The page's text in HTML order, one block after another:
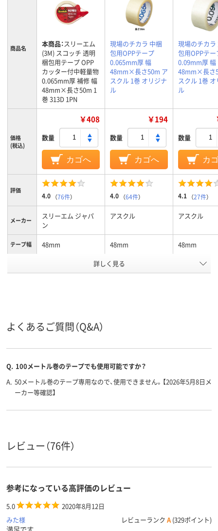
商品名 本商品：スリーエム
(3M) スコッチ 透明
梱包用テープ OPP
カッター付中軽量物
0.065mm厚 補修 幅
48mm×長さ50m 1
巻 313D 1PN
現場のチカラ 中梱
包用OPPテープ
0.065mm厚 幅
48mm×長さ50m ア
スクル 1巻 オリジナ
ル
現場のチカラ
包用OPPテー
0.09mm厚 幅
48mm×長さ
スクル 1巻
ル
価格
(税込)
￥408
数量
カゴへ
￥194
数量
カゴへ
数量
カ
評価
4.0 （76件） 4.0 （64件） 4.1 （27件）
メーカー
スリーエム ジャパ
ン
アスクル アスクル
テープ幅 48mm 48mm 48mm
ループ
クリア(透明・半透明)
系
スコア
詳しく見る
よくあるご質問（Q&A）
Q. 100メートル巻のテープでも使用可能ですか？
A. 50メートル巻のテープ専用なので、使用できません。【2026年5月8日メ
ーカー等確認】
レビュー（76件）
参考になっている高評価のレビュー
5.0
2020年8月12日
みた様
レビューランク A (329ポイント)